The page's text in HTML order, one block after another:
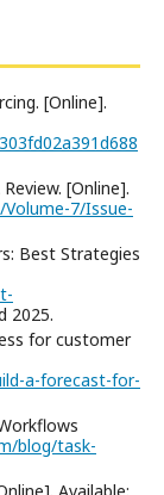
[Online].
[Online].
7/Issue-
Best Strategies
2025.
for customer
a-forecast-for-
blog/task-